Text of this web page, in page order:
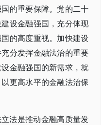
的重要保障。党的二十
设金融强国，充分体现
的高度重视。加快建设
分发挥金融法治的重要
金融强国的新需求，就
更高水平的金融法治保
法是推动金融高质量发